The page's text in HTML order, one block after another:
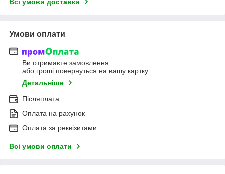
Умови оплати
Ви отримаєте замовлення
або гроші повернуться на вашу картку
Детальніше
Післяплата
Оплата на рахунок
Оплата за реквізитами
Всі умови оплати